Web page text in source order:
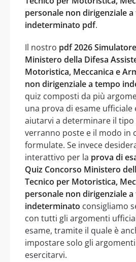
personale non dirigenziale
indeterminato pdf.
Il nostro pdf 2026
Ministero della Difesa
Motoristica, Meccanica e
non dirigenziale a tempo
quiz composti da più
una prova di esame ufficiale
aiutarvi a determinare il tipo
verranno poste e il modo in
formulate. Se invece
interattivo per la prova di
Quiz Concorso Ministero
Tecnico per Motoristica,
personale non dirigenziale
indeterminato consigliamo
con tutti gli argomenti
esame, tramite il quale è
impostare solo gli
esercitarvi.